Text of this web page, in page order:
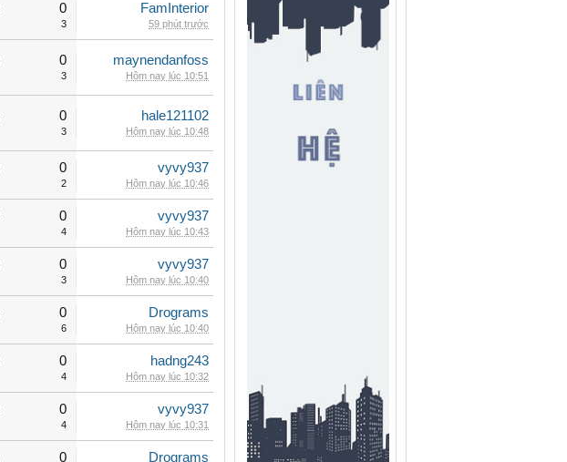
0
3
FamInterior
59 phút trước
0
3
maynendanfoss
Hôm nay lúc 10:51
0
3
hale121102
Hôm nay lúc 10:48
0
2
vyvy937
Hôm nay lúc 10:46
0
4
vyvy937
Hôm nay lúc 10:43
0
3
vyvy937
Hôm nay lúc 10:40
0
6
Drograms
Hôm nay lúc 10:40
0
4
hadng243
Hôm nay lúc 10:32
0
4
vyvy937
Hôm nay lúc 10:31
0 Drograms